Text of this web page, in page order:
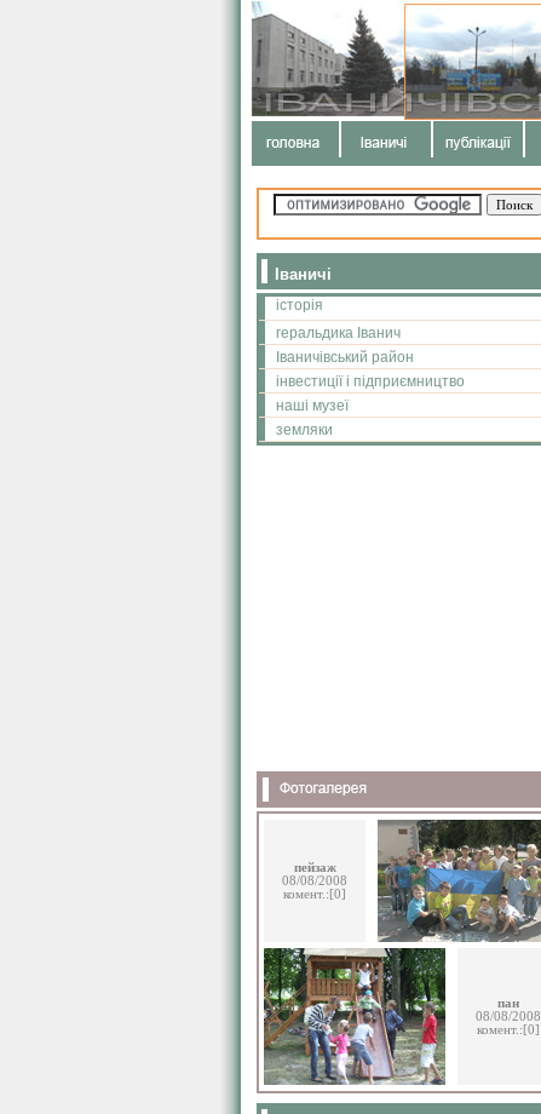
Іваничі
історія
геральдика Іванич
Іваничівський район
інвестиції і підприємництво
наші музеї
земляки
пейзаж
08/08/2008
комент.:[0]
пан
08/08/2008
комент.:[0]